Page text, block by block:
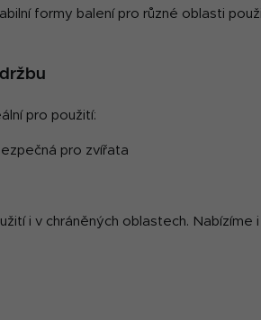
formy balení pro různé oblasti
pro použití:
pro zvířata
i v chráněných oblastech. Nabízíme